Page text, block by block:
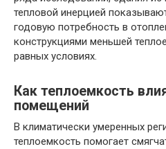
тепловой инерцией
годовую потребность в
конструкциями меньшей
равных условиях.
Как теплоемкость
помещений
В климатически умеренных
теплоемкость помогает